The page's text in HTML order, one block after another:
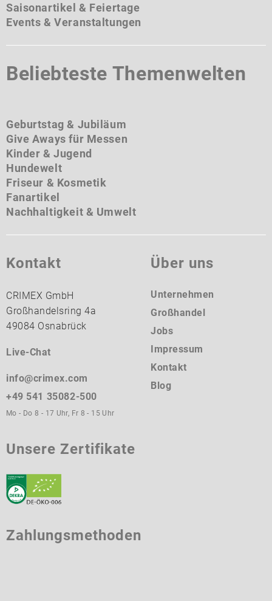
Saisonartikel & Feiertage
Events & Veranstaltungen
Beliebteste Themenwelten
Geburtstag & Jubiläum
Give Aways für Messen
Kinder & Jugend
Hundewelt
Friseur & Kosmetik
Fanartikel
Nachhaltigkeit & Umwelt
Kontakt
CRIMEX GmbH
Großhandelsring 4a
49084 Osnabrück
Live-Chat
info@crimex.com
+49 541 35082-500
Mo - Do 8 - 17 Uhr, Fr 8 - 15 Uhr
Über uns
Unternehmen
Großhandel
Jobs
Impressum
Kontakt
Blog
Unsere Zertifikate
Zahlungsmethoden